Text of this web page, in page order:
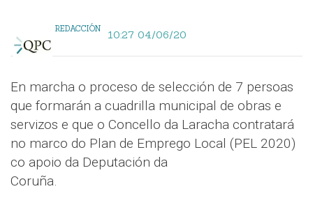
REDACCIÓN 10:27 04/06/20
En marcha o proceso de selección de 7 persoas
que formarán a cuadrilla municipal de obras e
servizos e que o Concello da Laracha contratará
no marco do Plan de Emprego Local (PEL 2020)
co apoio da Deputación da
Coruña.